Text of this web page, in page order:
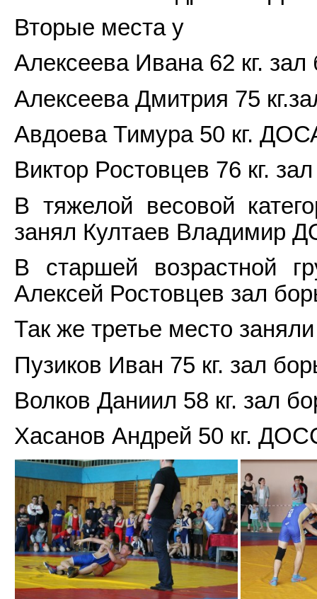
Вторые места у
Алексеева Ивана 62 кг.
Алексеева Дмитрия 75
Авдоева Тимура 50 кг.
Виктор Ростовцев 76 кг.
В тяжелой весовой
занял Култаев Владимир
В старшей возрастной
Алексей Ростовцев зал
Так же третье место заняли
Пузиков Иван 75 кг. зал
Волков Даниил 58 кг. зал
Хасанов Андрей 50 кг.